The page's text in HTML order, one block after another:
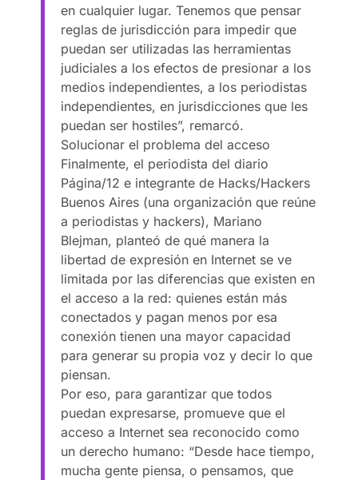
en cualquier lugar. Tenemos que pensar
reglas de jurisdicción para impedir que
puedan ser utilizadas las herramientas
judiciales a los efectos de presionar a los
medios independientes, a los periodistas
independientes, en jurisdicciones que les
puedan ser hostiles”, remarcó.
Solucionar el problema del acceso
Finalmente, el periodista del diario
Página/12 e integrante de Hacks/Hackers
Buenos Aires (una organización que reúne
a periodistas y hackers), Mariano
Blejman, planteó de qué manera la
libertad de expresión en Internet se ve
limitada por las diferencias que existen en
el acceso a la red: quienes están más
conectados y pagan menos por esa
conexión tienen una mayor capacidad
para generar su propia voz y decir lo que
piensan.
Por eso, para garantizar que todos
puedan expresarse, promueve que el
acceso a Internet sea reconocido como
un derecho humano: “Desde hace tiempo,
mucha gente piensa, o pensamos, que